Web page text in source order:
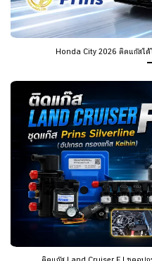
Honda City 2026 ติดแก๊สไ